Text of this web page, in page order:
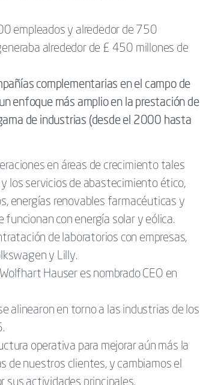
empleados y alrededor de 750
alrededor de £ 450 millones de
complementarias en el campo de
enfoque más amplio en la prestación de
de industrias (desde el 2000 hasta
en áreas de crecimiento tales
los servicios de abastecimiento ético,
energías renovables farmacéuticas y
con energía solar y eólica.
de laboratorios con empresas,
y Lilly.
Hauser es nombrado CEO en
alinearon en torno a las industrias de los
operativa para mejorar aún más la
de nuestros clientes, y cambiamos el
sus actividades principales.